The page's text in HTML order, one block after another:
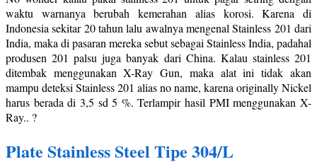
waktu warnanya berubah kemerahan alias korosi. Karena di
Indonesia sekitar 20 tahun lalu awalnya mengenal Stainless 201 dari
India, maka di pasaran mereka sebut sebagai Stainless India, padahal
produsen 201 palsu juga banyak dari China. Kalau stainless 201
ditembak menggunakan X-Ray Gun, maka alat ini tidak akan
mampu deteksi Stainless 201 alias no name, karena originally Nickel
harus berada di 3,5 sd 5 %. Terlampir hasil PMI menggunakan X-
Ray.. ?
Plate Stainless Steel Tipe 304/L